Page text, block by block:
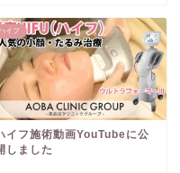
ハイフ
イフ施術動画YouTubeに公
しました